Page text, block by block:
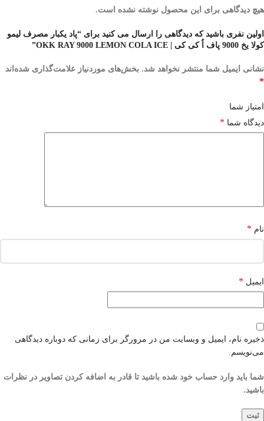
هیچ دیدگاهی برای این محصول نوشته نشده است.
اولین نفری باشید که دیدگاهی را ارسال می کنید برای “پاد یکبار مصرف لیمو
کولا یخ 9000 پاف اُ کی کی | OKK RAY 9000 LEMON COLA ICE”
نشانی ایمیل شما منتشر نخواهد شد. بخش‌های موردنیاز علامت‌گذاری شده‌اند
*
امتیاز شما
دیدگاه شما *
نام *
ایمیل *
ذخیره نام، ایمیل و وبسایت من در مرورگر برای زمانی که دوباره دیدگاهی
می‌نویسم.
شما باید وارد حساب خود شده باشید تا قادر به اضافه کردن تصاویر در نظرات
باشید.